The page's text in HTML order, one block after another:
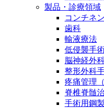
ニューススペース
製品・診療領域
コンチネ
歯科
輸液療法
低侵襲手
脳神経外
整形外科
疼痛管理
脊椎脊髄
手術用鋼